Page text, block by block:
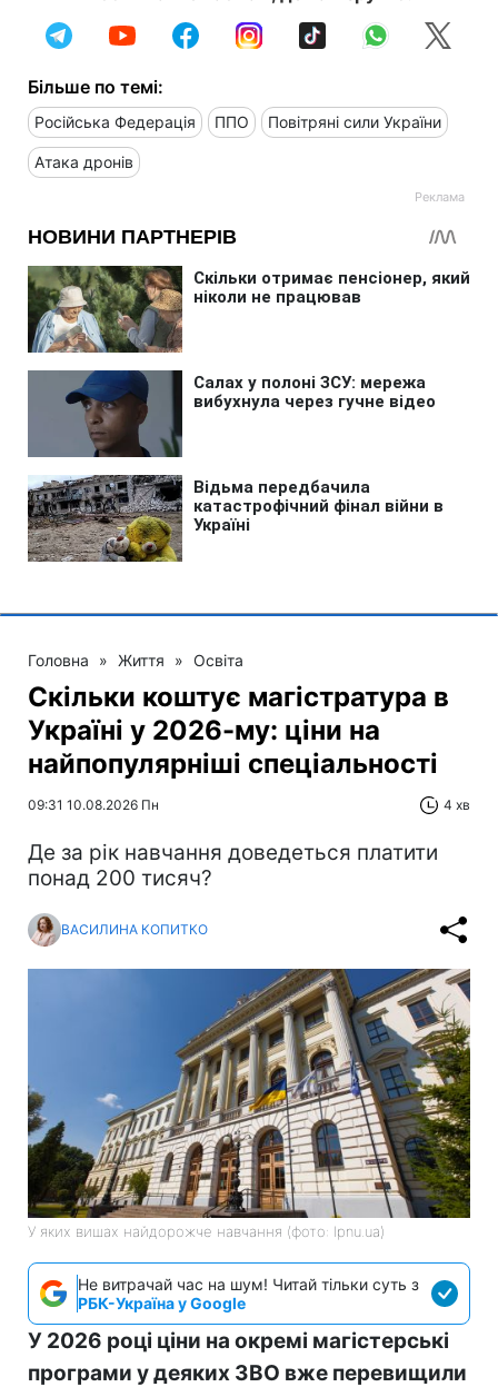
Більше по темі:
Російська Федерація ППО Повітряні сили України
Атака дронів
Головна » Життя » Освіта
Скільки коштує магістратура в
Україні у 2026-му: ціни на
найпопулярніші спеціальності
09:31 10.08.2026 Пн 4 хв
Де за рік навчання доведеться платити
понад 200 тисяч?
ВАСИЛИНА КОПИТКО
У яких вишах найдорожче навчання (фото: lpnu.ua)
Не витрачай час на шум! Читай тільки суть з
РБК-Україна у Google
У 2026 році ціни на окремі магістерські
програми у деяких ЗВО вже перевищили